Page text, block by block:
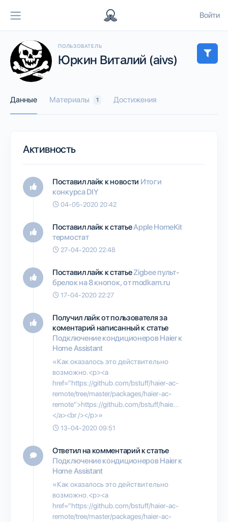
Войти
ПОЛЬЗОВАТЕЛЬ
Юркин Виталий (aivs)
Данные Материалы 1 Достижения
Активность
Поставил лайк к новости Итоги
конкурса DIY
04-05-2020 20:42
Поставил лайк к статьеApple HomeKit
термостат
27-04-2020 22:48
Поставил лайк к статьеZigbee пульт-
брелок на 8 кнопок, от modkam.ru
17-04-2020 22:27
Получил лайк от пользователяза
коментарий написанный к статье
Подключение кондиционеров Haier к
Home Assistant
«Как оказалось это действительно
возможно.<p><a
href="https://github.com/bstuff/haier-ac-
remote/tree/master/packages/haier-ac-
remote">https://github.com/bstuff/haie...
</a><br /></p>»
13-04-2020 09:51
Ответил на комментарий к статье
Подключение кондиционеров Haier к
Home Assistant
«Как оказалось это действительно
возможно.<p><a
href="https://github.com/bstuff/haier-ac-
remote/tree/master/packages/haier-ac-